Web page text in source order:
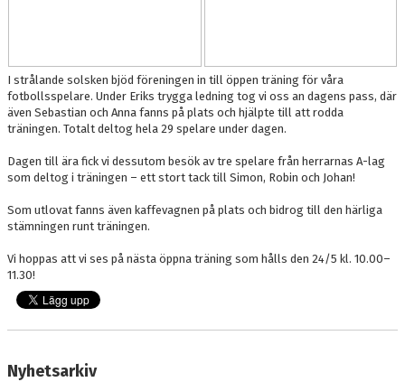
I strålande solsken bjöd föreningen in till öppen träning för våra
fotbollsspelare. Under Eriks trygga ledning tog vi oss an dagens pass, där
även Sebastian och Anna fanns på plats och hjälpte till att rodda
träningen. Totalt deltog hela 29 spelare under dagen.
Dagen till ära fick vi dessutom besök av tre spelare från herrarnas A-lag
som deltog i träningen – ett stort tack till Simon, Robin och Johan!
Som utlovat fanns även kaffevagnen på plats och bidrog till den härliga
stämningen runt träningen.
Vi hoppas att vi ses på nästa öppna träning som hålls den 24/5 kl. 10.00–
11.30!
Nyhetsarkiv